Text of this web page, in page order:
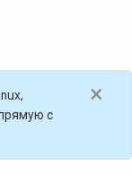
×
с